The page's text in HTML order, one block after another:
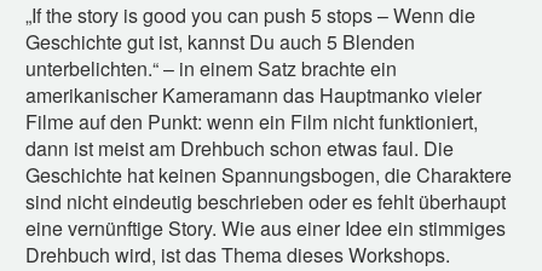
„If the story is good you can push 5 stops – Wenn die
Geschichte gut ist, kannst Du auch 5 Blenden
unterbelichten.“ – in einem Satz brachte ein
amerikanischer Kameramann das Hauptmanko vieler
Filme auf den Punkt: wenn ein Film nicht funktioniert,
dann ist meist am Drehbuch schon etwas faul. Die
Geschichte hat keinen Spannungsbogen, die Charaktere
sind nicht eindeutig beschrieben oder es fehlt überhaupt
eine vernünftige Story. Wie aus einer Idee ein stimmiges
Drehbuch wird, ist das Thema dieses Workshops.